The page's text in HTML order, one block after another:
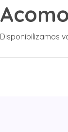
Disponibilizamos